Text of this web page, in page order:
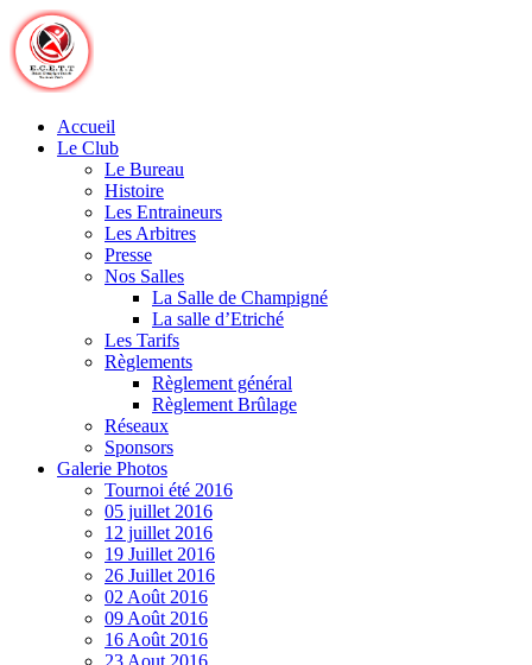
Skip
to
content
Accueil
Le Club
Le Bureau
Histoire
Les Entraineurs
Les Arbitres
Presse
Nos Salles
La Salle de Champigné
La salle d’Etriché
Les Tarifs
Règlements
Règlement général
Règlement Brûlage
Réseaux
Sponsors
Galerie Photos
Tournoi été 2016
05 juillet 2016
12 juillet 2016
19 Juillet 2016
26 Juillet 2016
02 Août 2016
09 Août 2016
16 Août 2016
23 Aout 2016